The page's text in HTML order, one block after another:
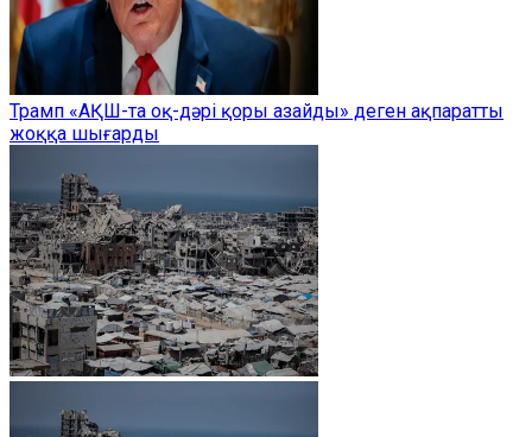
Трамп «АҚШ-та оқ-дәрі қоры азайды» деген ақпаратты
жоққа шығарды